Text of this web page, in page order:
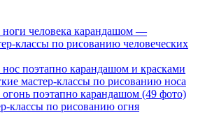
ноги человека карандашом —
классы по рисованию человеческих
нос поэтапно карандашом и красками
мастер-классы по рисованию носа
огонь поэтапно карандашом (49 фото)
классы по рисованию огня